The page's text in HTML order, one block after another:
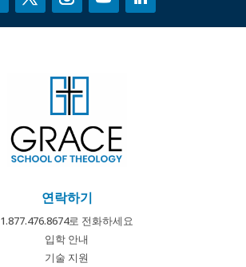
연락하기
1.877.476.8674로 전화하세요
입학 안내
기술 지원